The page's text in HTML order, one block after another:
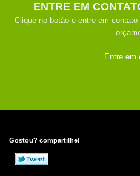
ENTRE EM
Clique no botão e entre em
Entre em
Gostou? compartilhe!